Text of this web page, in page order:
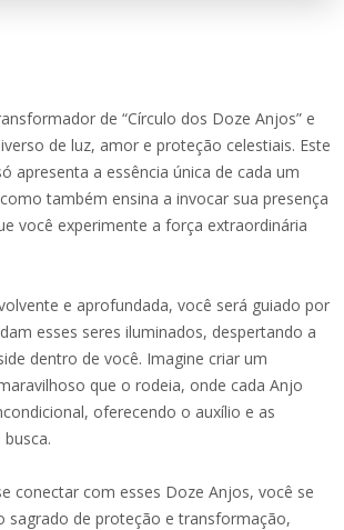
de “Círculo dos Doze Anjos” e
de luz, amor e proteção celestiais. Este
apresenta a essência única de cada um
também ensina a invocar sua presença
você experimente a força extraordinária
e aprofundada, você será guiado por
esses seres iluminados, despertando a
dentro de você. Imagine criar um
que o rodeia, onde cada Anjo
oferecendo o auxílio e as
conectar com esses Doze Anjos, você se
sagrado de proteção e transformação,